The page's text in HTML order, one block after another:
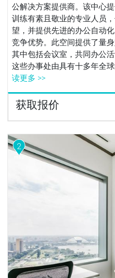
公解决方案提供商。该中心
训练有素且敬业的专业人员
望，并提供先进的办公自动
竞争优势。此空间提供了量
其中包括会议室，共同办公
这些办事处由具有十多年全
读更多 >>
获取报价
2